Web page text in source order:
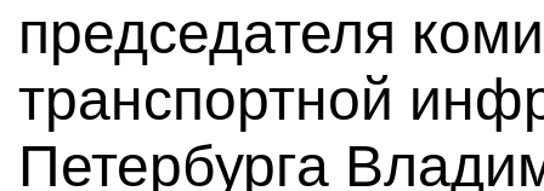
председателя
транспортной
Петербурга